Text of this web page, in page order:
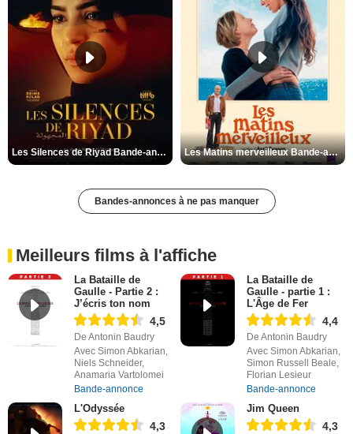
Les Silences de Riyad Bande-annonce VO STFR Les Matins merveilleux Bande-annonce VF
Bandes-annonces à ne pas manquer
Meilleurs films à l'affiche
La Bataille de
Gaulle - Partie 2 :
J’écris ton nom
4,5
De Antonin Baudry
Avec Simon Abkarian,
Niels Schneider,
Anamaria Vartolomei
Bande-annonce
La Bataille de
Gaulle - partie 1 :
L'Âge de Fer
4,4
De Antonin Baudry
Avec Simon Abkarian,
Simon Russell Beale,
Florian Lesieur
Bande-annonce
L'Odyssée
4,3
Jim Queen
4,3